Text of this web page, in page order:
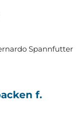
Spannfutter
f.